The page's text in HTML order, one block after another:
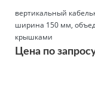
вертикальный
ширина 150 мм,
крышками
Цена по